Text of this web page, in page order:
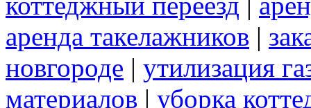
аренда такелажников |
новгороде | утилизация
материалов | уборка